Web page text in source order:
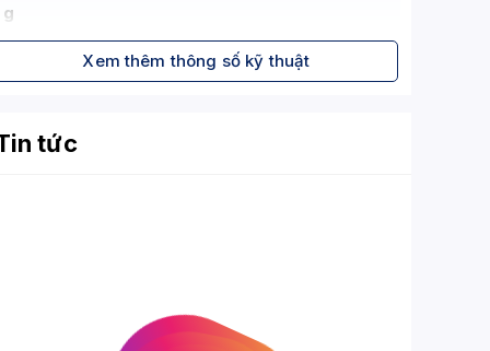
g
mà
hình
trợ
2 - 9 kg (Khoảng)
Xem thêm thông số kỹ thuật
tức